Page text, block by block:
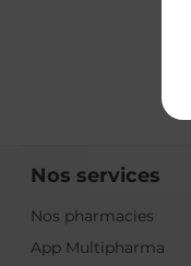
Nos services
Nos pharmacies
App Multipharma